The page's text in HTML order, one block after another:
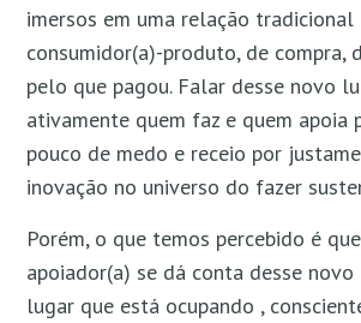
imersos em uma relação tradicional
consumidor(a)-produto, de compra,
pelo que pagou. Falar desse novo
ativamente quem faz e quem apoia
pouco de medo e receio por
inovação no universo do fazer
Porém, o que temos percebido é
apoiador(a) se dá conta desse
lugar que está ocupando ,